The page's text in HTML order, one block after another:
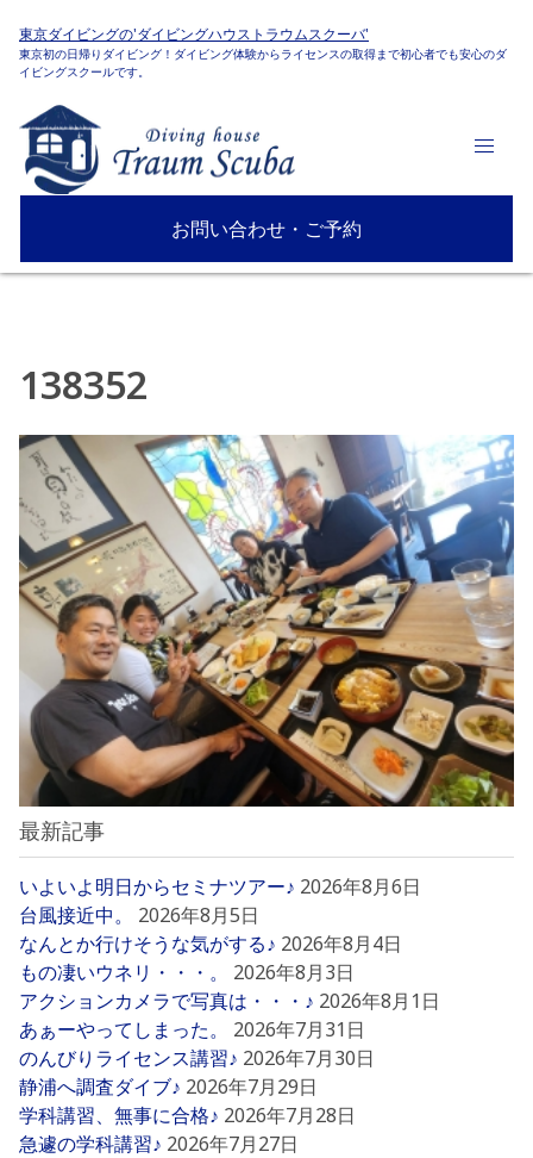
東京ダイビングの'ダイビングハウストラウムスクーバ'
東京初の日帰りダイビング！ダイビング体験からライセンスの取得まで初心者でも安心のダ
イビングスクールです。
お問い合わせ・ご予約
138352
最新記事
いよいよ明日からセミナツアー♪ 2026年8月6日
台風接近中。
2026年8月5日
なんとか行けそうな気がする♪ 2026年8月4日
もの凄いウネリ・・・。
2026年8月3日
アクションカメラで写真は・・・♪ 2026年8月1日
あぁーやってしまった。
2026年7月31日
のんびりライセンス講習♪ 2026年7月30日
静浦へ調査ダイブ♪ 2026年7月29日
学科講習、無事に合格♪ 2026年7月28日
急遽の学科講習♪ 2026年7月27日